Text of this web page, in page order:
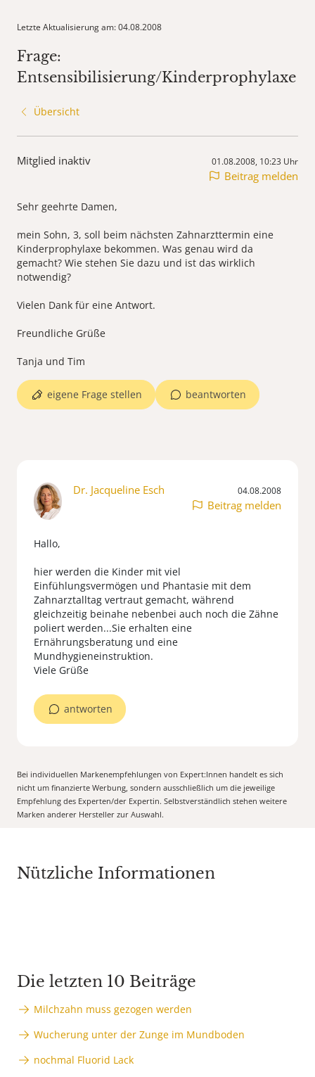
Letzte Aktualisierung am: 04.08.2008
Frage:
Entsensibilisierung/Kinderprophylaxe
Übersicht
Mitglied inaktiv 01.08.2008, 10:23 Uhr
Beitrag melden
Sehr geehrte Damen,
mein Sohn, 3, soll beim nächsten Zahnarzttermin eine
Kinderprophylaxe bekommen. Was genau wird da
gemacht? Wie stehen Sie dazu und ist das wirklich
notwendig?
Vielen Dank für eine Antwort.
Freundliche Grüße
Tanja und Tim
beantworten
eigene Frage stellen
Dr. Jacqueline Esch 04.08.2008
Beitrag melden
Hallo,
hier werden die Kinder mit viel
Einfühlungsvermögen und Phantasie mit dem
Zahnarztalltag vertraut gemacht, während
gleichzeitig beinahe nebenbei auch noch die Zähne
poliert werden...Sie erhalten eine
Ernährungsberatung und eine
Mundhygieneinstruktion.
Viele Grüße
antworten
Bei individuellen Markenempfehlungen von Expert:Innen handelt es sich
nicht um finanzierte Werbung, sondern ausschließlich um die jeweilige
Empfehlung des Experten/der Expertin. Selbstverständlich stehen weitere
Marken anderer Hersteller zur Auswahl.
Nützliche Informationen
Die letzten 10 Beiträge
Milchzahn muss gezogen werden
Wucherung unter der Zunge im Mundboden
nochmal Fluorid Lack